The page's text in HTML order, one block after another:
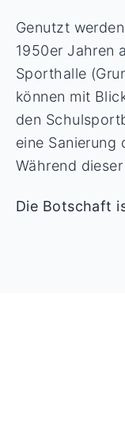
Genutzt
1950er Jahren
Sporthalle
können mit
den
eine Sanierung
Während
Die Botschaft